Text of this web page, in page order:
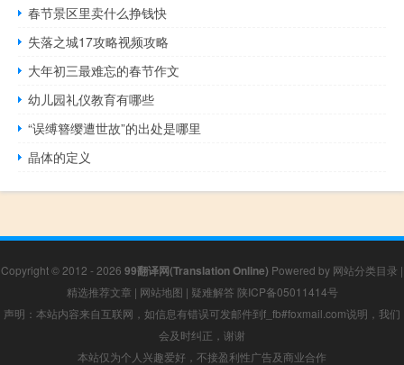
春节景区里卖什么挣钱快
失落之城17攻略视频攻略
大年初三最难忘的春节作文
幼儿园礼仪教育有哪些
“误缚簪缨遭世故”的出处是哪里
晶体的定义
Copyright © 2012 - 2026 99翻译网(Translation Online) Powered by 网站分类目录 |
精选推荐文章 | 网站地图 | 疑难解答 陕ICP备05011414号
声明：本站内容来自互联网，如信息有错误可发邮件到f_fb#foxmail.com说明，我们
会及时纠正，谢谢
本站仅为个人兴趣爱好，不接盈利性广告及商业合作